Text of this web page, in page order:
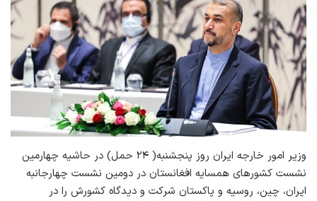
وزیر امور خارجه ایران روز پنجشنبه( ۲۴ حمل) در حاشیه چهارمین
نشست کشورهای همسایه افغانستان در دومین نشست چهارجانبه
ایران، چین، روسیه و پاکستان شرکت و دیدگاه کشورش را در